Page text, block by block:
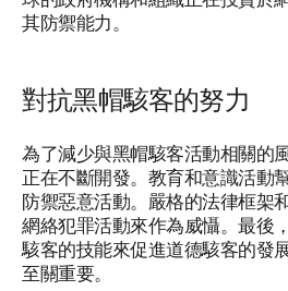
其防禦能力。
對抗黑帽駭客的努力
為了減少與黑帽駭客活動相關的
正在不斷開發。教育和意識活動
防禦惡意活動。嚴格的法律框架
網絡犯罪活動來作為威懾。最後
駭客的技能來促進道德駭客的發
至關重要。